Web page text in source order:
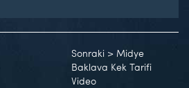
Sonraki > Midye
Baklava Kek Tarifi
Video